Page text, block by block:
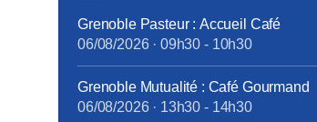
Grenoble Pasteur : Accueil Café
06/08/2026· 09h30 - 10h30
Grenoble Mutualité : Café Gourmand
06/08/2026· 13h30 - 14h30